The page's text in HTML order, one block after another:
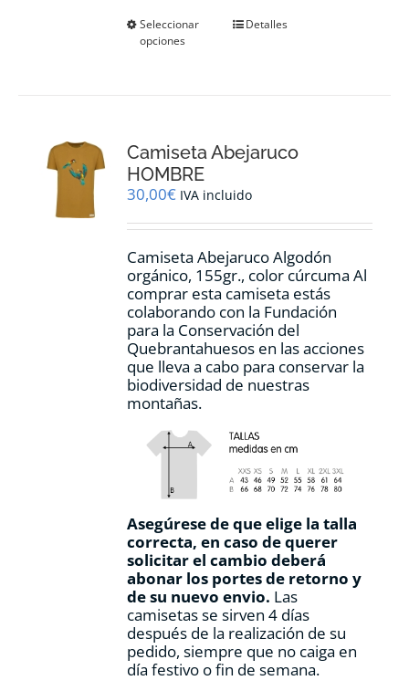
Seleccionar
opciones
Este
se
elegir
la
de
producto
Detalles
Camiseta Abejaruco
HOMBRE
30,00€ IVA incluido
Camiseta Abejaruco Algodón
orgánico, 155gr., color cúrcuma Al
comprar esta camiseta estás
colaborando con la Fundación
para la Conservación del
Quebrantahuesos en las acciones
que lleva a cabo para conservar la
biodiversidad de nuestras
montañas.
Asegúrese de que elige la talla
correcta, en caso de querer
solicitar el cambio deberá
abonar los portes de retorno y
de su nuevo envio. Las
camisetas se sirven 4 días
después de la realización de su
pedido, siempre que no caiga en
día festivo o fin de semana.